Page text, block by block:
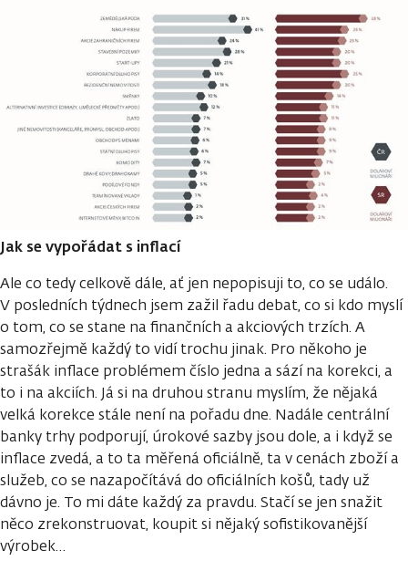
Jak se vypořádat s inflací
Ale co tedy celkově dále, ať jen nepopisuji to, co se událo.
V posledních týdnech jsem zažil řadu debat, co si kdo myslí
o tom, co se stane na finančních a akciových trzích. A
samozřejmě každý to vidí trochu jinak. Pro někoho je
strašák inflace problémem číslo jedna a sází na korekci, a
to i na akciích. Já si na druhou stranu myslím, že nějaká
velká korekce stále není na pořadu dne. Nadále centrální
banky trhy podporují, úrokové sazby jsou dole, a i když se
inflace zvedá, a to ta měřená oficiálně, ta v cenách zboží a
služeb, co se nazapočítává do oficiálních košů, tady už
dávno je. To mi dáte každý za pravdu. Stačí se jen snažit
něco zrekonstruovat, koupit si nějaký sofistikovanější
výrobek…